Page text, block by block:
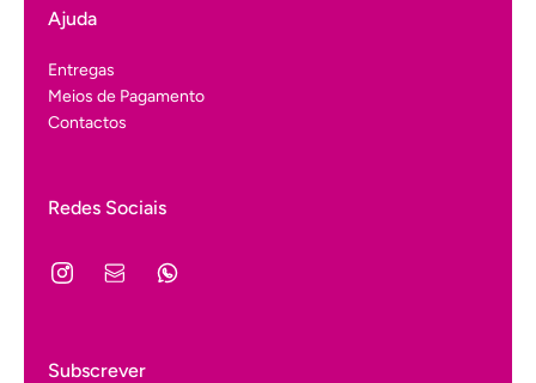
Ajuda
Entregas
Meios de Pagamento
Contactos
Redes Sociais
Subscrever